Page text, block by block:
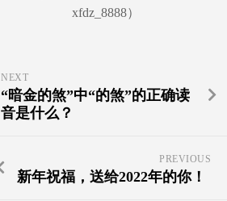
xfdz_8888）
NEXT
“暗金的煞”中“的煞”的正确读
音是什么？
PREVIOUS
新年祝福，送给2022年的你！